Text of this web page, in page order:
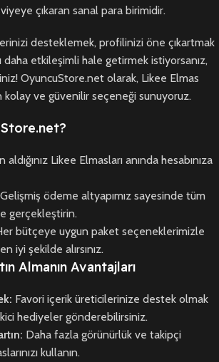
çıkaran sanal para birimidir.
desteklemek, profilinizi öne çıkartmak
daha etkileşimli hale getirmek istiyorsanız,
OyuncuStore.net olarak, Likee Elmas
kolay ve güvenilir seçeneği sunuyoruz.
aldığınız Likee Elmasları anında hesabınıza
Gelişmiş ödeme altyapımız sayesinde tüm
gerçekleştirin.
bütçeye uygun paket seçeneklerimizle
en iyi şekilde alırsınız.
Almanın Avantajları
Favori içerik üreticilerinize destek olmak
hediyeler gönderebilirsiniz.
Daha fazla görünürlük ve takipçi
kullanın.